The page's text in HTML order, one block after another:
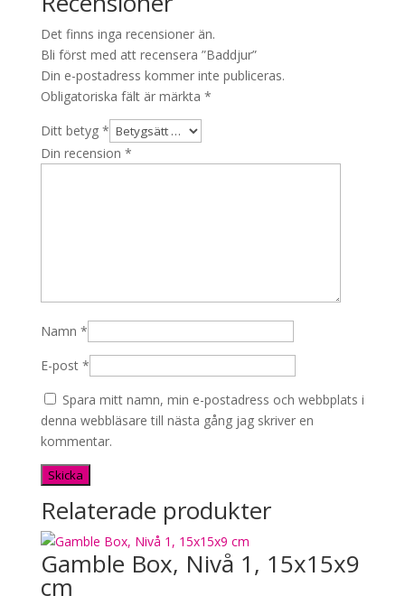
Det finns inga recensioner än.
Bli först med att recensera ”Baddjur”
Din e-postadress kommer inte publiceras.
Obligatoriska fält är märkta *
Ditt betyg *
Din recension *
Namn *
E-post *
Spara mitt namn, min e-postadress och webbplats i
denna webbläsare till nästa gång jag skriver en
kommentar.
Relaterade produkter
Gamble Box, Nivå 1, 15x15x9
cm